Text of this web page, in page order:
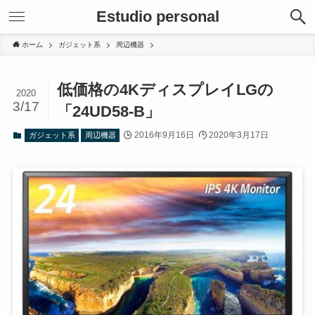
Estudio personal
ホーム ガジェット系 周辺機器
低価格の4KディスプレイLGの
「24UD58-B」
2020
3/17
ガジェット系 周辺機器 2016年9月16日 2020年3月17日